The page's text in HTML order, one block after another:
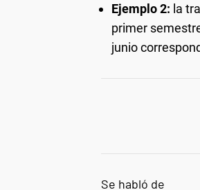
Ejemplo 2: la
primer
junio
Se habló de